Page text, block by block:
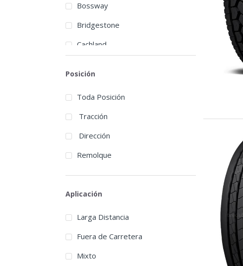
Bossway
Bridgestone
Cachland
Cooper
Dayton
Deruibo
Double Coin
Durun
Ecosaver
Empire
Eudemon
Posición
Toda Posición
Tracción
Dirección
Remolque
Aplicación
Larga Distancia
Fuera de Carretera
Mixto